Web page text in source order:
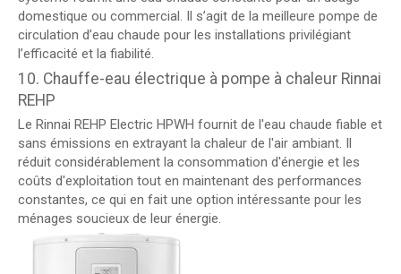
domestique ou commercial. Il s’agit de la meilleure pompe de
circulation d’eau chaude pour les installations privilégiant
l’efficacité et la fiabilité.
10. Chauffe-eau électrique à pompe à chaleur Rinnai
REHP
Le Rinnai REHP Electric HPWH fournit de l'eau chaude fiable et
sans émissions en extrayant la chaleur de l'air ambiant. Il
réduit considérablement la consommation d'énergie et les
coûts d'exploitation tout en maintenant des performances
constantes, ce qui en fait une option intéressante pour les
ménages soucieux de leur énergie.